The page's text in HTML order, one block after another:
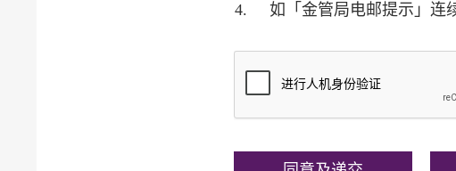
如「金管局电邮提示」连